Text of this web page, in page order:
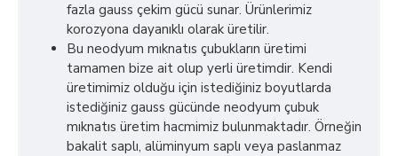
fazla gauss çekim gücü sunar. Ürünlerimiz
korozyona dayanıklı olarak üretilir.
Bu neodyum mıknatıs çubukların üretimi
tamamen bize ait olup yerli üretimdir. Kendi
üretimimiz olduğu için istediğiniz boyutlarda
istediğiniz gauss gücünde neodyum çubuk
mıknatıs üretim hacmimiz bulunmaktadır. Örneğin
bakalit saplı, alüminyum saplı veya paslanmaz